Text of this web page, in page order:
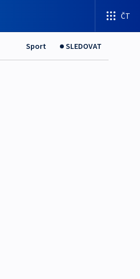
ČT
Sport SLEDOVAT